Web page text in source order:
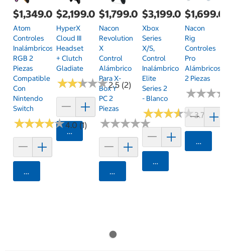
$1,349.00
Atom
Controles
Inalámbricos
RGB 2
Piezas
Compatible
Con
Nintendo
Switch
★★★★★
★★★★★4.0 (1)
Agregar
$2,199.00
HyperX
Cloud III
Headset
+ Clutch
Gladiate
★★★★★
★★★★★2.5 (2)
Agregar
$1,799.00
Nacon
Revolution
X
Control
Alámbrico
Para X-
Box Y
PC 2
Piezas
★★★★★
★★★★★
Agregar
$3,199.00
Xbox
Series
X/S,
Control
Inalámbrico
Elite
Series 2
- Blanco
★★★★★
★★★★★3.7 (3)
Agregar
Nacon
Rig
Controles
Pro
Alámbricos
2 Piezas
★★★
★★★